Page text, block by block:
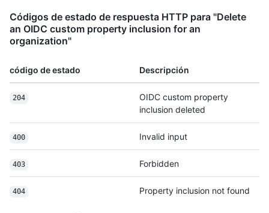
Códigos de estado de respuesta HTTP para "Delete
an OIDC custom property inclusion for an
organization"
código de estado Descripción
204
OIDC custom property
inclusion deleted
400 Invalid input
403 Forbidden
404 Property inclusion not found